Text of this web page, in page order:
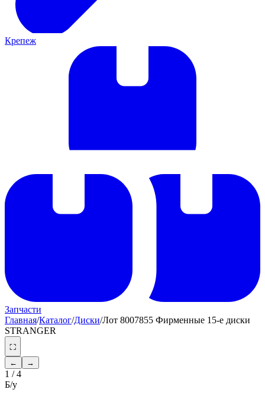
Крепеж
Запчасти
Главная/Каталог/Диски/Лот 8007855 Фирменные 15-е диски
STRANGER
⛶
←
→
1 /4
Б/у